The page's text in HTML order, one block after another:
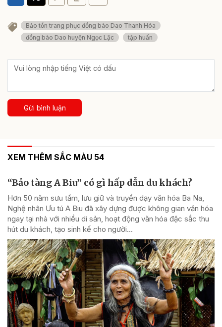
Bảo tồn trang phục đồng bào Dao Thanh Hóa
đồng bào Dao huyện Ngọc Lặc
tập huấn
Gửi bình luận
XEM THÊM SẮC MÀU 54
“Bảo tàng A Biu” có gì hấp dẫn du khách?
Hơn 50 năm sưu tầm, lưu giữ và truyền dạy văn hóa Ba Na,
Nghệ nhân Ưu tú A Biu đã xây dựng được không gian văn hóa
ngay tại nhà với nhiều di sản, hoạt động văn hóa đặc sắc thu
hút du khách, tạo sinh kế cho người...